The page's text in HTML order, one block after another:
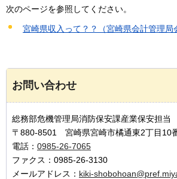
次のページを参照してください。
宮崎県収入って？？（宮崎県会計管理局
お問い合わせ
総務部危機管理局消防保安課産業保安担当
〒880-8501 宮崎県宮崎市橘通東2丁目10
電話： 0985-26-7065
ファクス：0985-26-3130
メールアドレス： kiki-